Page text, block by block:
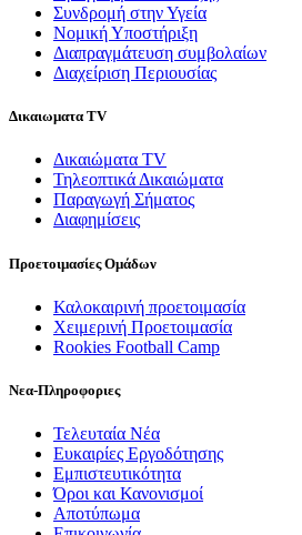
Συνδρομή στην Υγεία
Νομική Υποστήριξη
Διαπραγμάτευση συμβολαίων
Διαχείριση Περιουσίας
Δικαιωματα TV
Δικαιώματα TV
Τηλεοπτικά Δικαιώματα
Παραγωγή Σήματος
Διαφημίσεις
Προετοιμασίες Ομάδων
Καλοκαιρινή προετοιμασία
Χειμερινή Προετοιμασία
Rookies Football Camp
Νεα-Πληροφοριες
Τελευταία Νέα
Ευκαιρίες Εργοδότησης
Εμπιστευτικότητα
Όροι και Κανονισμοί
Αποτύπωμα